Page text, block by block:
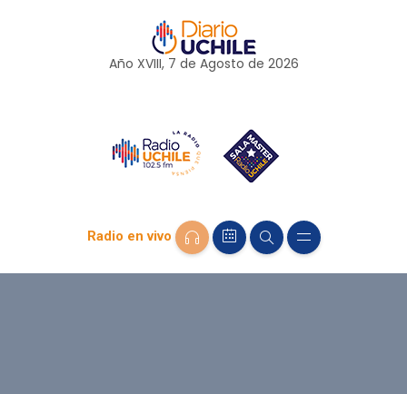
Año XVIII, 7 de Agosto de 2026
Radio en vivo